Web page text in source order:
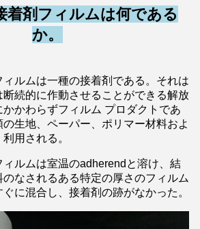
着剤フィルムは何である
か。
ルムは一種の接着剤である。それは
続的に作動させることができる解放
かわらずフィルム プロダクトであ
生地、ペーパー、ポリマー材料およ
用される。
ルムは室温のadherendと溶け、結
なされるある特定の厚さのフィルム
に混合し、接着剤の跡がなかった。